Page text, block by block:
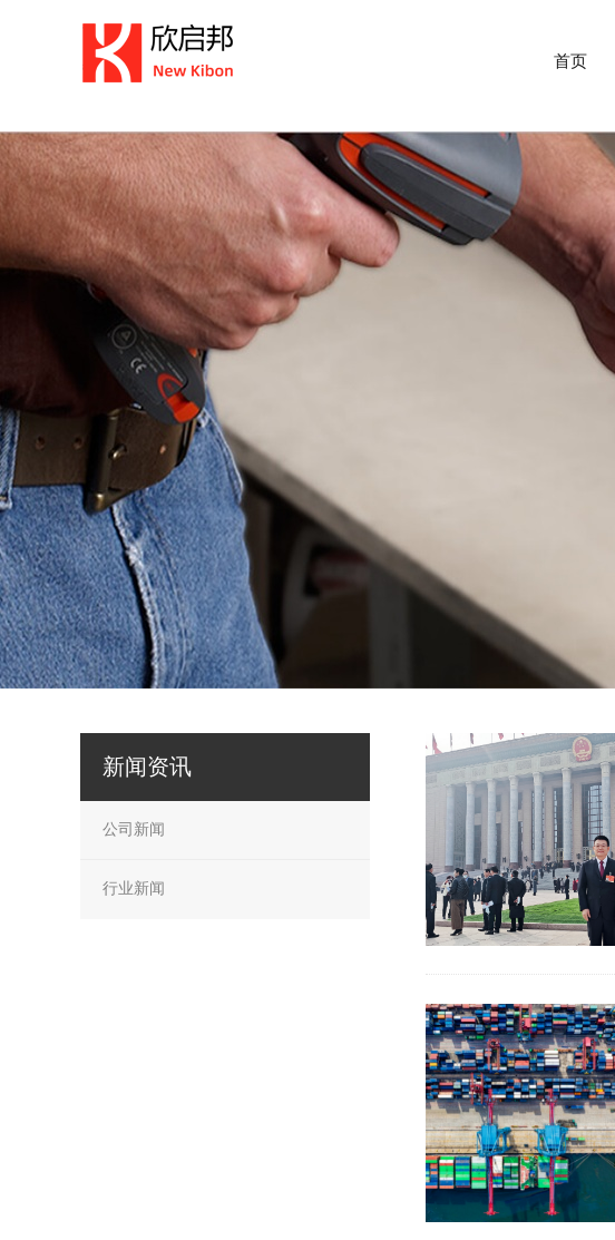
首页
新闻资讯
公司新闻
行业新闻